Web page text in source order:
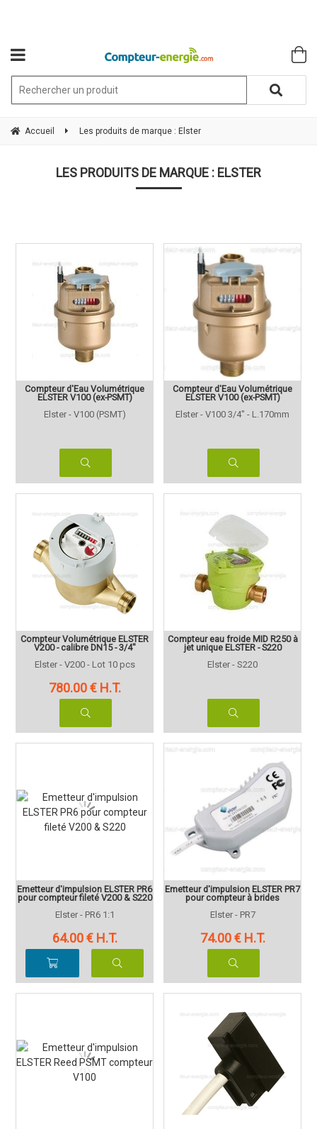
Accueil Les produits de marque : Elster
LES PRODUITS DE MARQUE : ELSTER
Compteur d'Eau Volumétrique
ELSTER V100 (ex-PSMT)
Elster - V100 (PSMT)
Compteur d'Eau Volumétrique
ELSTER V100 (ex-PSMT)
Elster - V100 3/4" - L.170mm
Compteur Volumétrique ELSTER
V200 - calibre DN15 - 3/4"
Elster - V200 - Lot 10 pcs
780.00 € H.T.
Compteur eau froide MID R250 à
jet unique ELSTER - S220
Elster - S220
Emetteur d'impulsion ELSTER PR6
pour compteur fileté V200 & S220
Elster - PR6 1:1
64.00 € H.T.
Emetteur d'impulsion ELSTER PR7
pour compteur à brides
Elster - PR7
74.00 € H.T.